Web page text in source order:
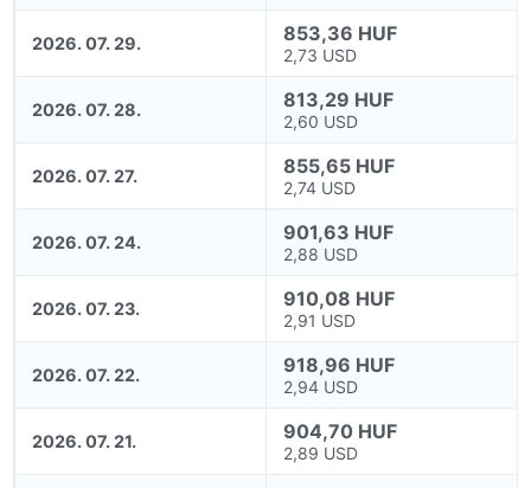
2026. 07. 29. 853,36 HUF
2,73 USD
2026. 07. 28. 813,29 HUF
2,60 USD
2026. 07. 27. 855,65 HUF
2,74 USD
2026. 07. 24. 901,63 HUF
2,88 USD
2026. 07. 23. 910,08 HUF
2,91 USD
2026. 07. 22. 918,96 HUF
2,94 USD
2026. 07. 21. 904,70 HUF
2,89 USD